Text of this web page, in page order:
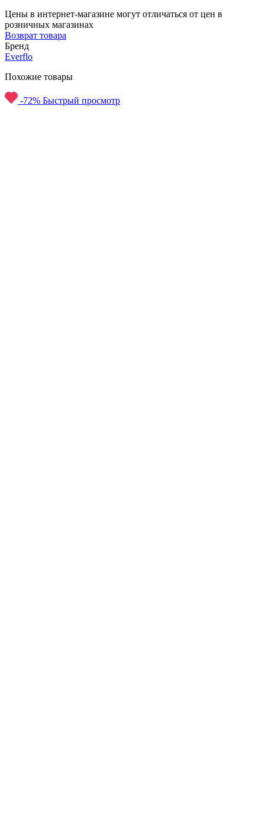
Цены в интернет-магазине могут отличаться от цен в
розничных магазинах
Возврат товара
Бренд
Everflo
Похожие товары
-72% Быстрый просмотр